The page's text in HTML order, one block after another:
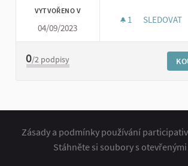
VYTVOŘENO V
04/09/2023
1 1 SLEDUJÍCÍ
SLEDOVAT
0/2 podpisy
Zásady a podmínky používání
Stáhněte si soubory s